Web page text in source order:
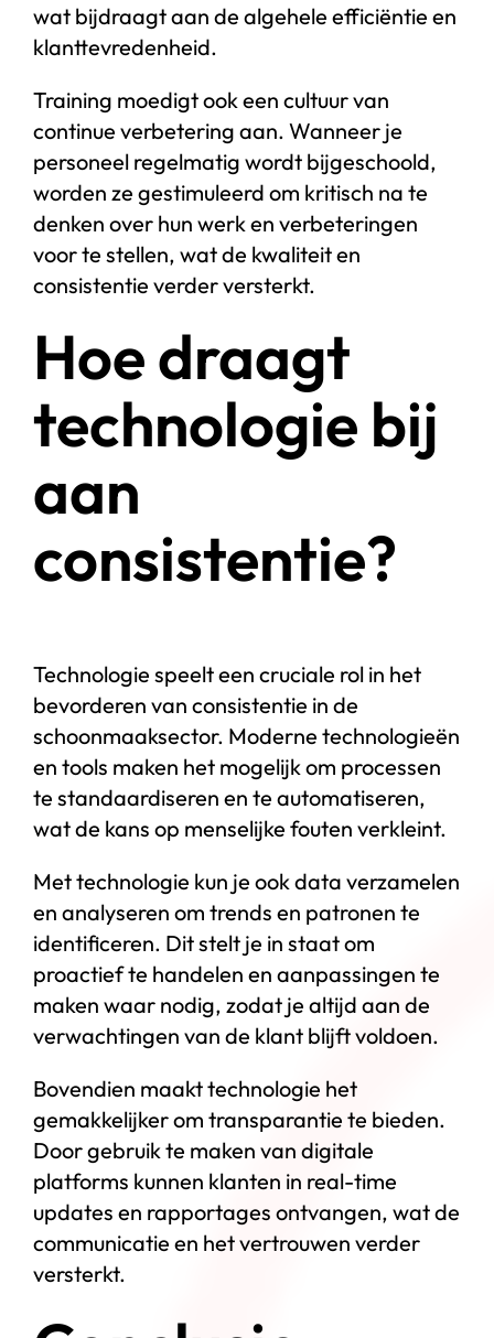
wat bijdraagt aan de algehele efficiëntie en
klanttevredenheid.
Training moedigt ook een cultuur van
continue verbetering aan. Wanneer je
personeel regelmatig wordt bijgeschoold,
worden ze gestimuleerd om kritisch na te
denken over hun werk en verbeteringen
voor te stellen, wat de kwaliteit en
consistentie verder versterkt.
Hoe draagt
technologie bij
aan
consistentie?
Technologie speelt een cruciale rol in het
bevorderen van consistentie in de
schoonmaaksector. Moderne technologieën
en tools maken het mogelijk om processen
te standaardiseren en te automatiseren,
wat de kans op menselijke fouten verkleint.
Met technologie kun je ook data verzamelen
en analyseren om trends en patronen te
identificeren. Dit stelt je in staat om
proactief te handelen en aanpassingen te
maken waar nodig, zodat je altijd aan de
verwachtingen van de klant blijft voldoen.
Bovendien maakt technologie het
gemakkelijker om transparantie te bieden.
Door gebruik te maken van digitale
platforms kunnen klanten in real-time
updates en rapportages ontvangen, wat de
communicatie en het vertrouwen verder
versterkt.